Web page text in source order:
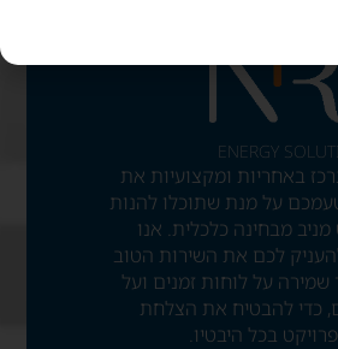
ENERGY
באחריות ומקצועיות את
על מנת שתוכלו להנות
מבחינה כלכלית. אנו
לכם את השירות הטוב
שמירה על לוחות זמנים ועל
כדי להבטיח את הצלחת
בכל היבטיו.